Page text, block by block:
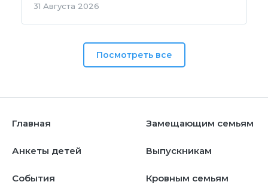
31 Августа 2026
Посмотреть все
Главная
Анкеты детей
События
Замещающим семьям
Выпускникам
Кровным семьям